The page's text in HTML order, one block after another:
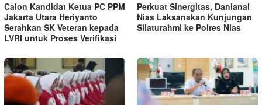
Calon Kandidat Ketua PC PPM
Jakarta Utara Heriyanto
Serahkan SK Veteran kepada
LVRI untuk Proses Verifikasi
Perkuat Sinergitas, Danlanal
Nias Laksanakan Kunjungan
Silaturahmi ke Polres Nias